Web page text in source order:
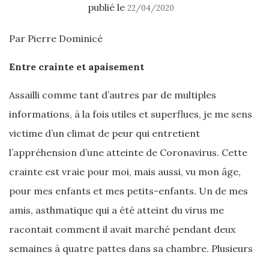
publié le 22/04/2020
Par Pierre Dominicé
Entre crainte et apaisement
Assailli comme tant d’autres par de multiples
informations, à la fois utiles et superflues, je me sens
victime d’un climat de peur qui entretient
l’appréhension d’une atteinte de Coronavirus. Cette
crainte est vraie pour moi, mais aussi, vu mon âge,
pour mes enfants et mes petits-enfants. Un de mes
amis, asthmatique qui a été atteint du virus me
racontait comment il avait marché pendant deux
semaines à quatre pattes dans sa chambre. Plusieurs